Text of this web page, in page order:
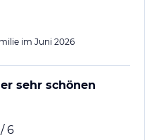
der Lobby zum Entspannen
an.
durch HolidayCheck. Bitte
im Juni 2026
sehr schönen
/ 6